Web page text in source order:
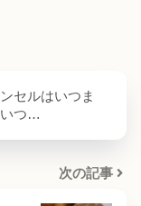
セルはいつま
いつ…
次の記事